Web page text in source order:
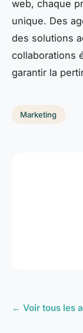
web, chaque
unique. Des
des solutions
collaborations
garantir la
Marketing
← Voir tous les